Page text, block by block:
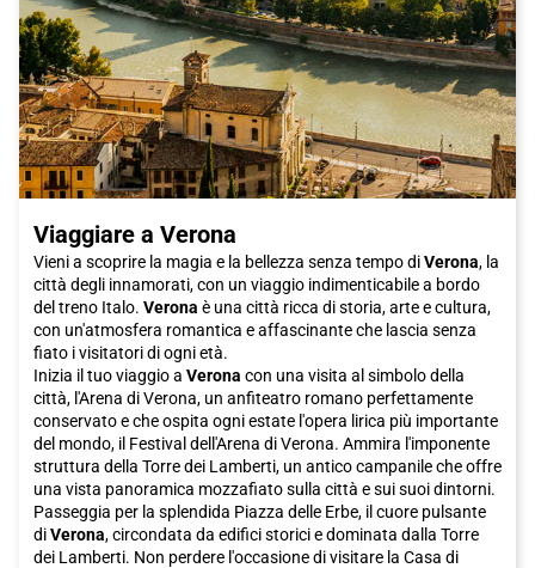
molte città italiane. Confortevole e affidabile, il treno Italo ti
offre un'esperienza di viaggio senza stress, permettendoti di
goderti al meglio la tua visita a Bolzano.
In conclusione, se stai cercando una destinazione affascinante
e autentica, Bolzano è la scelta perfetta. Con la sua storia ricca,
la sua deliziosa cucina e la sua bellezza naturale, Bolzano ti
offre un'esperienza indimenticabile. Ti consiglio vivamente di
prendere il treno Italo per raggiungere questa splendida città e
acquista subito il tuo biglietto Italo per Bolzano e preparati a
vivere una vacanza da sogno.
Viaggiare a Verona
Vieni a scoprire la magia e la bellezza senza tempo diVerona, la
città degli innamorati, con un viaggio indimenticabile a bordo
del treno Italo. Verona è una città ricca di storia, arte e cultura,
con un'atmosfera romantica e affascinante che lascia senza
fiato i visitatori di ogni età.
Inizia il tuo viaggio a Verona con una visita al simbolo della
città, l'Arena di Verona, un anfiteatro romano perfettamente
conservato e che ospita ogni estate l'opera lirica più importante
del mondo, il Festival dell'Arena di Verona. Ammira l'imponente
struttura della Torre dei Lamberti, un antico campanile che offre
una vista panoramica mozzafiato sulla città e sui suoi dintorni.
Passeggia per la splendida Piazza delle Erbe, il cuore pulsante
diVerona, circondata da edifici storici e dominata dalla Torre
dei Lamberti. Non perdere l'occasione di visitare la Casa di